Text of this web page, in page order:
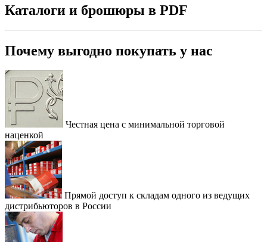
Каталоги и брошюры в PDF
Почему выгодно покупать у нас
Честная цена с минимальной торговой
наценкой
Прямой доступ к складам одного из ведущих
дистрибьюторов в России